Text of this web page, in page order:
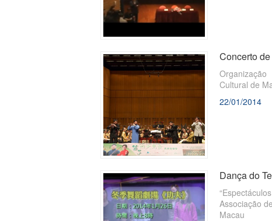
Concerto
Organização ：
Cultural de
22/01/2014
Dança do
​“Espectáculos
Associação de Dança de Música
Macau